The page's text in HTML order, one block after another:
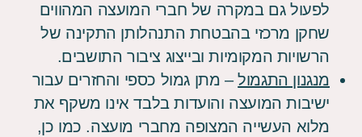
לפעול גם במקרה של חברי המועצה המהווים
שחקן מרכזי בהבטחת התנהלותן התקינה של
הרשויות המקומיות ובייצוג ציבור התושבים.
מנגנון התגמול– מתן גמול כספי והחזרים עבור
ישיבות המועצה והועדות בלבד אינו משקף את
מלוא העשייה המצופה מחברי מועצה. כמו כן,